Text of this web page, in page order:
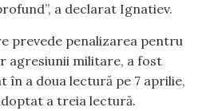
a declarat Ignatiev.
prevede penalizarea pentru
agresiunii militare, a fost
în a doua lectură pe 7 aprilie,
a treia lectură.